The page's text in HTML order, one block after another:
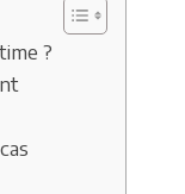
?